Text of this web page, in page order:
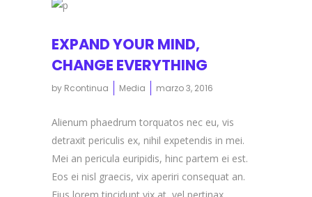
EXPAND YOUR MIND,
CHANGE EVERYTHING
by Rcontinua Media marzo 3, 2016
Alienum phaedrum torquatos nec eu, vis
detraxit periculis ex, nihil expetendis in mei.
Mei an pericula euripidis, hinc partem ei est.
Eos ei nisl graecis, vix aperiri consequat an.